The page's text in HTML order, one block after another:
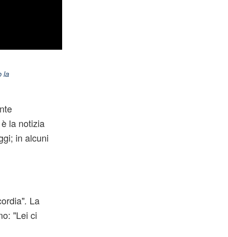
la
la notizia
in alcuni
. La
"Lei ci